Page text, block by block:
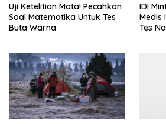
Uji Ketelitian Mata! Pecahkan
Soal Matematika Untuk Tes
Buta Warna
IDI
Medis
Tes